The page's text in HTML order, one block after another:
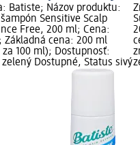
Batiste; Názov produktu:
Sensitive Scalp
Free, 200 ml; Cena:
Základná cena: 200 ml
za 100 ml); Dostupnosť:
zelený Dostupné, Status sivý